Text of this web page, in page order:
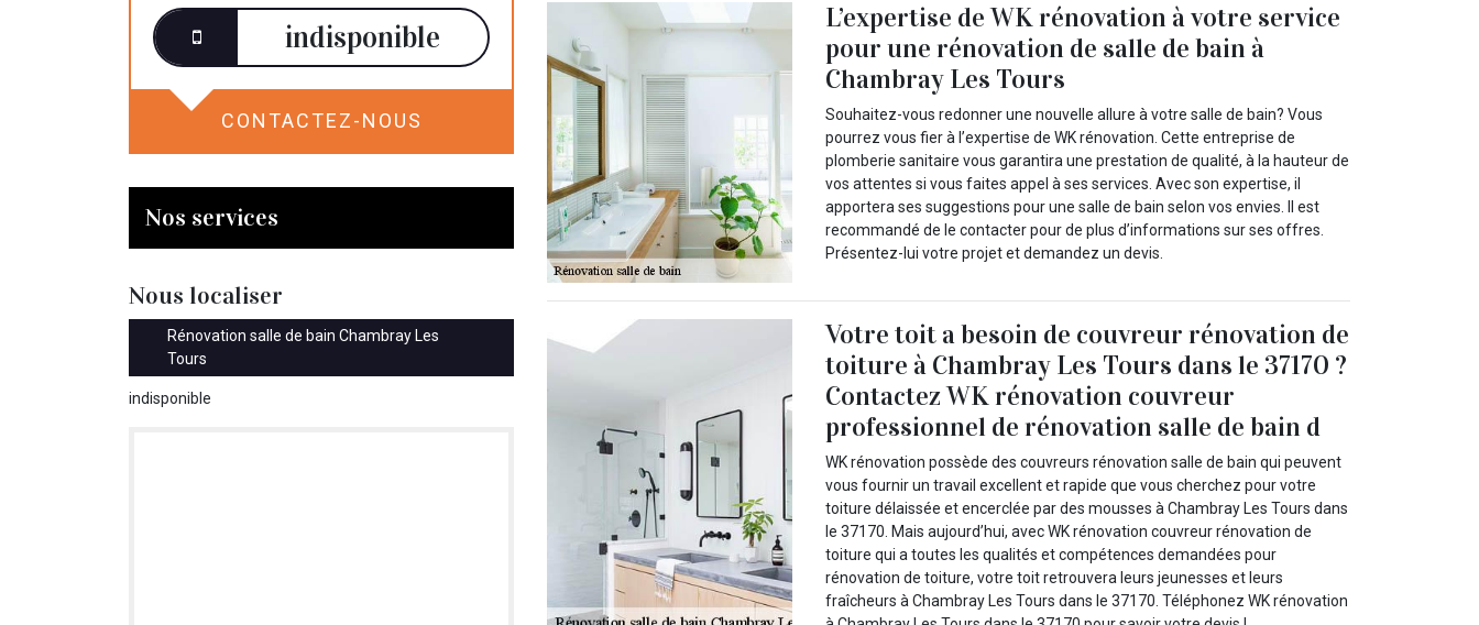
indisponible
CONTACTEZ-NOUS
Nos services
Nous localiser
Rénovation salle de bain Chambray Les
Tours
indisponible
L’expertise de WK rénovation à votre service
pour une rénovation de salle de bain à
Chambray Les Tours
Souhaitez-vous redonner une nouvelle allure à votre salle de bain? Vous
pourrez vous fier à l’expertise de WK rénovation. Cette entreprise de
plomberie sanitaire vous garantira une prestation de qualité, à la hauteur de
vos attentes si vous faites appel à ses services. Avec son expertise, il
apportera ses suggestions pour une salle de bain selon vos envies. Il est
recommandé de le contacter pour de plus d’informations sur ses offres.
Présentez-lui votre projet et demandez un devis.
Votre toit a besoin de couvreur rénovation de
toiture à Chambray Les Tours dans le 37170 ?
Contactez WK rénovation couvreur
professionnel de rénovation salle de bain d
WK rénovation possède des couvreurs rénovation salle de bain qui peuvent
vous fournir un travail excellent et rapide que vous cherchez pour votre
toiture délaissée et encerclée par des mousses à Chambray Les Tours dans
le 37170. Mais aujourd’hui, avec WK rénovation couvreur rénovation de
toiture qui a toutes les qualités et compétences demandées pour
rénovation de toiture, votre toit retrouvera leurs jeunesses et leurs
fraîcheurs à Chambray Les Tours dans le 37170. Téléphonez WK rénovation